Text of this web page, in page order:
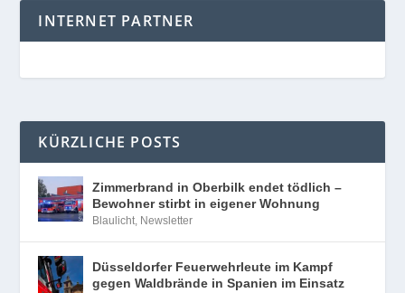
INTERNET PARTNER
KÜRZLICHE POSTS
Zimmerbrand in Oberbilk endet tödlich –
Bewohner stirbt in eigener Wohnung
Blaulicht, Newsletter
Düsseldorfer Feuerwehrleute im Kampf
gegen Waldbrände in Spanien im Einsatz